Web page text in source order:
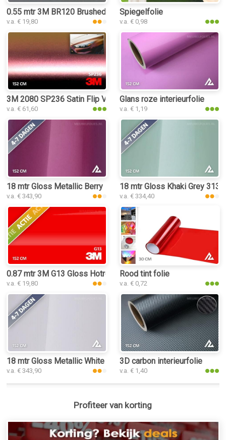
0.55 mtr 3M BR120 Brushed Aluminium
v.a. € 19,80
Spiegelfolie
v.a. € 0,98
3M 2080 SP236 Satin Flip Volcanic Flare interieurfolie
v.a. € 61,60
Glans roze interieurfolie
v.a. € 1,19
18 mtr Gloss Metallic Berry Purple 3193 interieurfolie
v.a. € 343,90
18 mtr Gloss Khaki Grey
v.a. € 334,40
0.87 mtr 3M G13 Gloss Hotrod Red
v.a. € 19,80
Rood tint folie
v.a. € 0,72
18 mtr Gloss Metallic White Peach 3032 interieurfolie
v.a. € 343,90
3D carbon interieurfolie
v.a. € 1,40
Profiteer van korting